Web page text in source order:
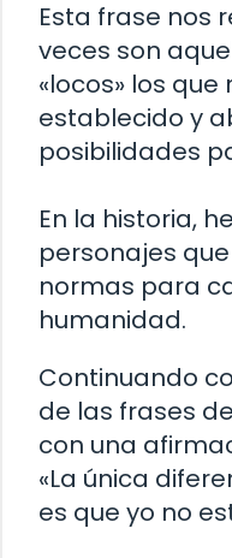
Esta frase nos
veces son
«locos» los
establecido y
posibilidades
En la historia,
personajes
normas para
humanidad.
Continuando
de las frases
con una
«La única
es que yo no